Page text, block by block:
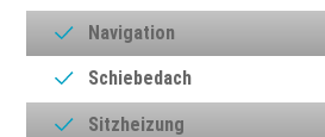
Navigation
Schiebedach
Sitzheizung